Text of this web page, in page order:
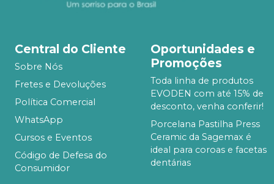
Central do Cliente
Sobre Nós
Fretes e Devoluções
Política Comercial
WhatsApp
Cursos e Eventos
Código de Defesa do
Consumidor
Oportunidades e
Promoções
Toda linha de produtos
EVODEN com até 15% de
desconto, venha conferir!
Porcelana Pastilha Press
Ceramic da Sagemax é
ideal para coroas e facetas
dentárias